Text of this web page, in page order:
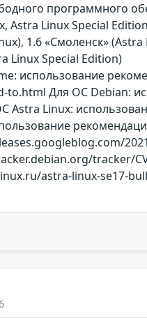
программного
Astra Linux Special
1.6 «Смоленск»
Linux Special Edition)
использование
to.html Для ОС Debian:
Astra Linux:
tracker/
astra-linux-se17-